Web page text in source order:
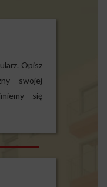
Opisz
swojej
się